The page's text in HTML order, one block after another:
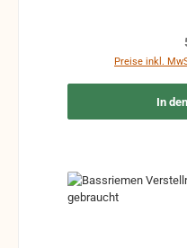
Preise inkl.
In